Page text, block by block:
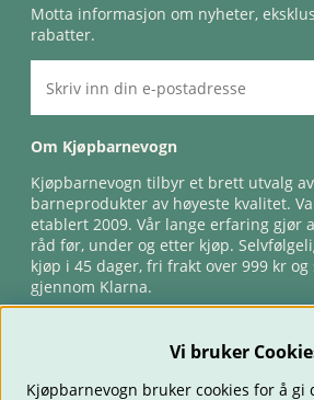
Motta informasjon om nyheter,
rabatter.
Om Kjøpbarnevogn
Kjøpbarnevogn tilbyr et brett utvalg
barneprodukter av høyeste kvalitet.
etablert 2009. Vår lange erfaring gjør
råd før, under og etter kjøp.
kjøp i 45 dager, fri frakt over 999 kr
gjennom Klarna.
Vi bruker
Kjøpbarnevogn bruker cookies for å gi